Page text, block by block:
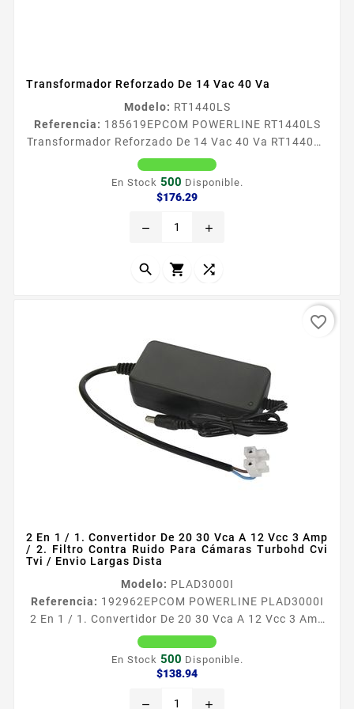
Transformador Reforzado De 14 Vac 40 Va
Modelo: RT1440LS
Referencia: 185619EPCOM POWERLINE RT1440LS
Transformador Reforzado De 14 Vac 40 Va RT1440LS
Transformador de 14 Vca 40 W EPCOM POWER LINE
marca lider en transformadores con alta eficiencia en
alimentacioacuten para equipos de seguridad
certificaciones proteccioacuten contra
anti interferencia...
En Stock 500 Disponible.
$176.29Precio
remove add
  
2 En 1 / 1. Convertidor De 20 30 Vca A 12 Vcc 3 Amp
/ 2. Filtro Contra Ruido Para Cámaras Turbohd Cvi
Tvi / Envio Largas Dista
Modelo: PLAD3000I
Referencia: 192962EPCOM POWERLINE PLAD3000I
2 En 1 / 1. Convertidor De 20 30 Vca A 12 Vcc 3 Amp
/ 2. Filtro Contra Ruido Para Cámaras Turbohd Cvi
Tvi / Envio Largas Dista Convertidor de voltaje de
Vca a Vcc Caracteriacutesticas 1 Funcioacuten de
3A Potencia de salida 36 W 2 Funcioacuten de
En Stock 500 Disponible.
$138.94Precio
remove add
favorite_border